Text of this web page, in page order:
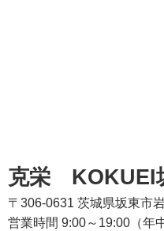
克栄 KOKUEI
〒306-0631 茨城県坂東市
営業時間 9:00～19:00（年